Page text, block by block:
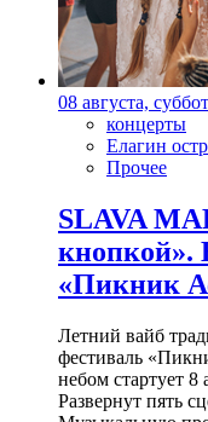
08 августа,
концерты
Елагин
Прочее
SLAVA
кнопкой».
«Пикник
Летний вайб
фестиваль
небом стартует 8
Развернут пять